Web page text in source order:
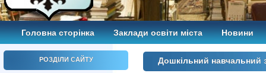
Головна сторінка Заклади освіти міста Новини
РОЗДІЛИ САЙТУ Дошкільний навчальний